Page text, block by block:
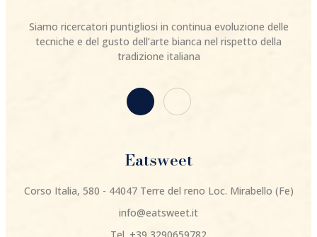
Siamo ricercatori puntigliosi in continua evoluzione delle
tecniche e del gusto dell’arte bianca nel rispetto della
tradizione italiana
Eatsweet
Corso Italia, 580 - 44047 Terre del reno Loc. Mirabello (Fe)
info@eatsweet.it